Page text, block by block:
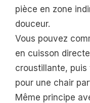
pièce en zone
douceur.
Vous pouvez
en cuisson
croustillante,
pour une chair
Même principe